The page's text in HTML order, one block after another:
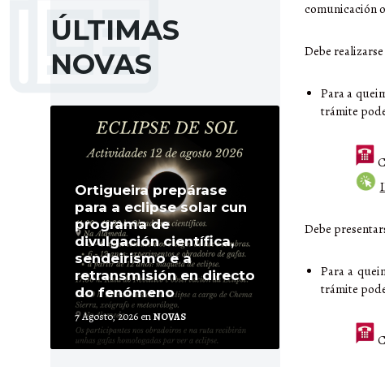
ÚLTIMAS
NOVAS
Ortigueira prepárase
para a eclipse solar cun
programa de
divulgación científica,
sendeirismo e a
retransmisión en directo
do fenómeno
7 Agosto, 2026 enNOVAS
More
comunicación
Debe realizarse
Para a
trámite
Debe
Para a
trámite